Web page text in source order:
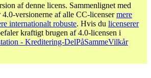
af denne licens. Sammenlignet med
versionerne af alle CC-licensermere
internationalt robuste. Hvis du licenserer
kraftigt brugen af ​​4.0-licensen i
- Kreditering-DelPåSammeVilkår